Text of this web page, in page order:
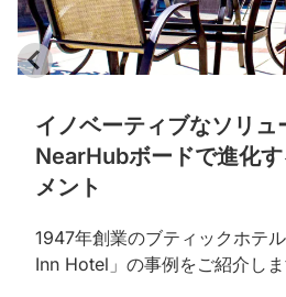
イノベーティブなソリュ
NearHubボードで進化
メント
1947年創業のブティックホテ
Inn Hotel」の事例をご紹介しま